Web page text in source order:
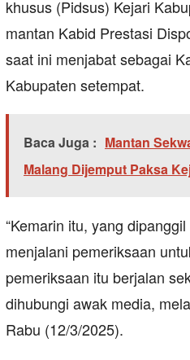
khusus (Pidsus) Kejari
mantan Kabid Prestasi
saat ini menjabat sebagai
Kabupaten setempat.
Baca Juga : Mantan
Malang Dijemput Paksa
“Kemarin itu, yang
menjalani pemeriksaan
pemeriksaan itu berjalan
dihubungi awak media,
Rabu (12/3/2025).